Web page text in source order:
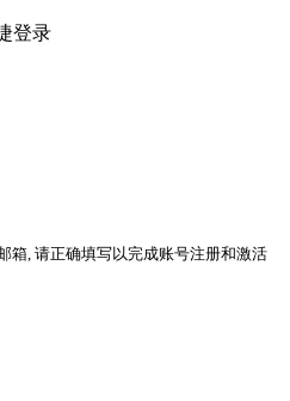
登录
箱, 请正确填写以完成账号注册和激活